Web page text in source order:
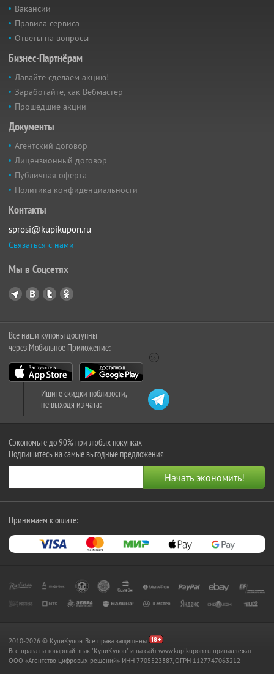
Вакансии
Правила сервиса
Ответы на вопросы
Бизнес-Партнёрам
Давайте сделаем акцию!
Заработайте, как Вебмастер
Прошедшие акции
Документы
Агентский договор
Лицензионный договор
Публичная оферта
Политика конфиденциальности
Контакты
sprosi@kupikupon.ru
Связаться с нами
Мы в Соцсетях
Все наши купоны доступны
через Мобильное Приложение:
Ищите скидки поблизости,
не выходя из чата:
Сэкономьте до 90% при любых покупках
Подпишитесь на самые выгодные предложения
Принимаем к оплате:
2010-2026 © КупиКупон. Все права защищены.
Все права на товарный знак "КупиКупон" и на сайт www.kupikupon.ru принадлежат
OOO «Агентство цифровых решений» ИНН 7705523387, ОГРН 1127747063212